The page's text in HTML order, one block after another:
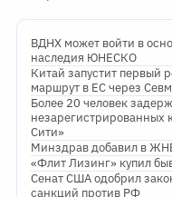
ВДНХ может войти в
наследия ЮНЕСКО
Китай запустит первый
маршрут в ЕС через
Более 20 человек
незарегистрированных
Сити»
Минздрав добавил в
«Флит Лизинг» купил
Сенат США одобрил
санкций против РФ